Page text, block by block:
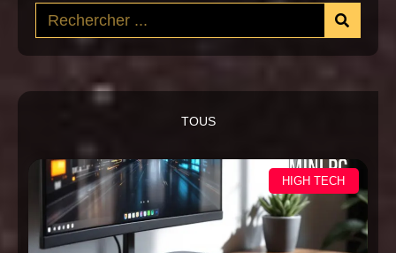
TOUS
HIGH TECH